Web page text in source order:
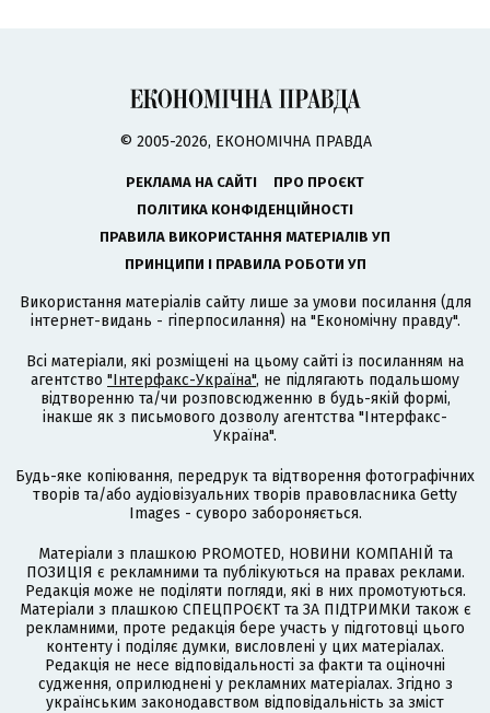
© 2005-2026, ЕКОНОМІЧНА ПРАВДА
РЕКЛАМА НА САЙТІ
ПРО ПРОЄКТ
ПОЛІТИКА КОНФІДЕНЦІЙНОСТІ
ПРАВИЛА ВИКОРИСТАННЯ МАТЕРІАЛІВ УП
ПРИНЦИПИ І ПРАВИЛА РОБОТИ УП
Використання матеріалів сайту лише за умови посилання (для
інтернет-видань - гіперпосилання) на "Економічну правду".
Всі матеріали, які розміщені на цьому сайті із посиланням на
агентство "Інтерфакс-Україна", не підлягають подальшому
відтворенню та/чи розповсюдженню в будь-якій формі,
інакше як з письмового дозволу агентства "Інтерфакс-
Україна".
Будь-яке копіювання, передрук та відтворення фотографічних
творів та/або аудіовізуальних творів правовласника Getty
Images - суворо забороняється.
Матеріали з плашкою PROMOTED, НОВИНИ КОМПАНІЙ та
ПОЗИЦІЯ є рекламними та публікуються на правах реклами.
Редакція може не поділяти погляди, які в них промотуються.
Матеріали з плашкою СПЕЦПРОЄКТ та ЗА ПІДТРИМКИ також є
рекламними, проте редакція бере участь у підготовці цього
контенту і поділяє думки, висловлені у цих матеріалах.
Редакція не несе відповідальності за факти та оціночні
судження, оприлюднені у рекламних матеріалах. Згідно з
українським законодавством відповідальність за зміст